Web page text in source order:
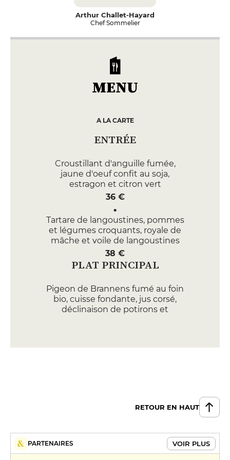
Arthur Challet-Hayard
Chef Sommelier
MENU
A LA CARTE
ENTRÉE
Croustillant d'anguille fumée,
jaune d'oeuf confit au soja,
estragon et citron vert
36 €
Tartare de langoustines, pommes
et légumes croquants, royale de
mâche et voile de langoustines
38 €
PLAT PRINCIPAL
Pigeon de Brannens fumé au foin
bio, cuisse fondante, jus corsé,
déclinaison de potirons et
RETOUR EN HAUT
PARTENAIRES VOIR PLUS